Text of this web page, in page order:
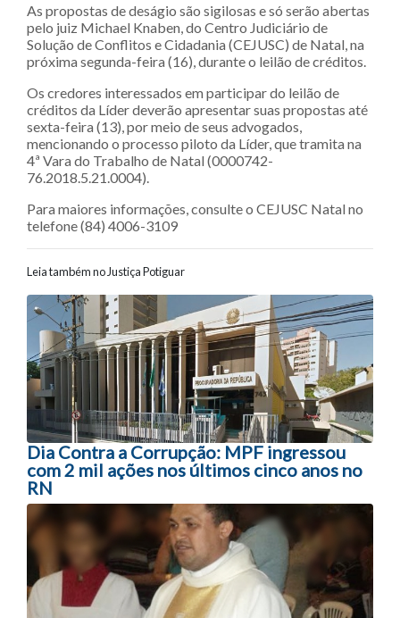
As propostas de deságio são sigilosas e só serão abertas
pelo juiz Michael Knaben, do Centro Judiciário de
Solução de Conflitos e Cidadania (CEJUSC) de Natal, na
próxima segunda-feira (16), durante o leilão de créditos.
Os credores interessados em participar do leilão de
créditos da Líder deverão apresentar suas propostas até
sexta-feira (13), por meio de seus advogados,
mencionando o processo piloto da Líder, que tramita na
4ª Vara do Trabalho de Natal (0000742-
76.2018.5.21.0004).
Para maiores informações, consulte o CEJUSC Natal no
telefone (84) 4006-3109
Leia também no Justiça Potiguar
Navegação entre posts
Dia Contra a Corrupção: MPF ingressou
com 2 mil ações nos últimos cinco anos no
RN